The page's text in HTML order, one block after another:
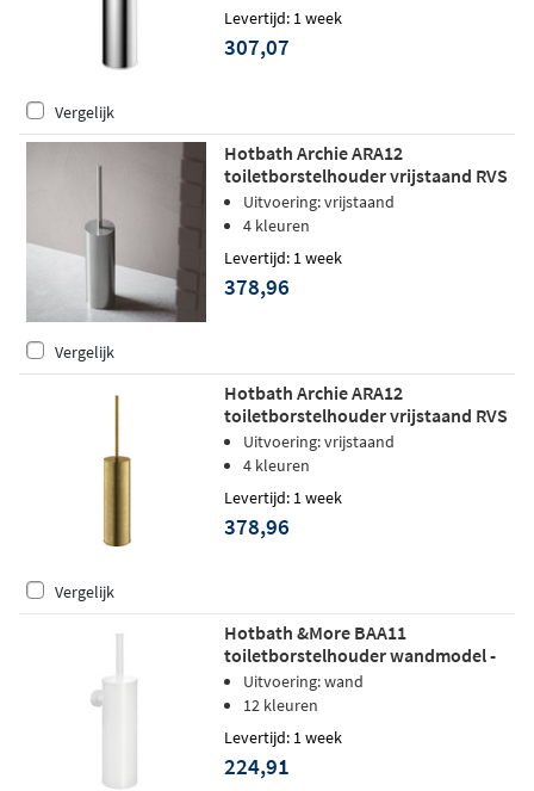
Levertijd: 1 week
307,07
Vergelijk
Hotbath Archie ARA12
toiletborstelhouder vrijstaand RVS
316 - Geborsteld Gunmetal PVD
Uitvoering: vrijstaand
4 kleuren
Levertijd: 1 week
378,96
Vergelijk
Hotbath Archie ARA12
toiletborstelhouder vrijstaand RVS
316 - Geborsteld Messing PVD
Uitvoering: vrijstaand
4 kleuren
Levertijd: 1 week
378,96
Vergelijk
Hotbath &More BAA11
toiletborstelhouder wandmodel -
Mat wit
Uitvoering: wand
12 kleuren
Levertijd: 1 week
224,91